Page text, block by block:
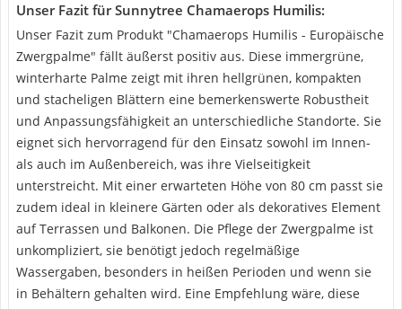
Unser Fazit für Sunnytree Chamaerops Humilis:
Unser Fazit zum Produkt "Chamaerops Humilis - Europäische
Zwergpalme" fällt äußerst positiv aus. Diese immergrüne,
winterharte Palme zeigt mit ihren hellgrünen, kompakten
und stacheligen Blättern eine bemerkenswerte Robustheit
und Anpassungsfähigkeit an unterschiedliche Standorte. Sie
eignet sich hervorragend für den Einsatz sowohl im Innen-
als auch im Außenbereich, was ihre Vielseitigkeit
unterstreicht. Mit einer erwarteten Höhe von 80 cm passt sie
zudem ideal in kleinere Gärten oder als dekoratives Element
auf Terrassen und Balkonen. Die Pflege der Zwergpalme ist
unkompliziert, sie benötigt jedoch regelmäßige
Wassergaben, besonders in heißen Perioden und wenn sie
in Behältern gehalten wird. Eine Empfehlung wäre, diese